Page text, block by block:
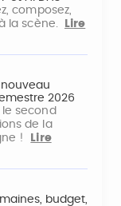
composez,
la scène.
Lire
2026
second
de la
!
Lire
budget,